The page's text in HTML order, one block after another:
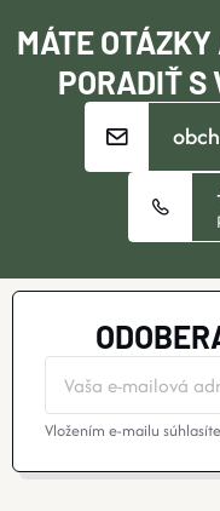
IMÁTE
PORADIŤ S
Vložením e-mailu